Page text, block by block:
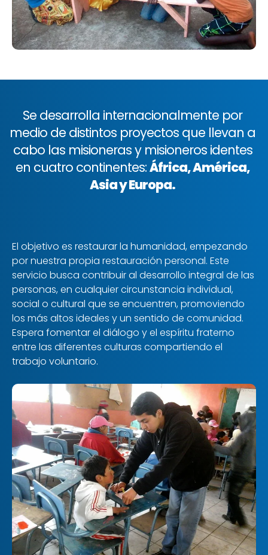
Se desarrolla internacionalmente por
medio de distintos proyectos que llevan a
cabo las misioneras y misioneros identes
en cuatro continentes:África, América,
Asia y Europa.
El objetivo es restaurar la humanidad, empezando
por nuestra propia restauración personal. Este
servicio busca contribuir al desarrollo integral de las
personas, en cualquier circunstancia individual,
social o cultural que se encuentren, promoviendo
los más altos ideales y un sentido de comunidad.
Espera fomentar el diálogo y el espíritu fraterno
entre las diferentes culturas compartiendo el
trabajo voluntario.